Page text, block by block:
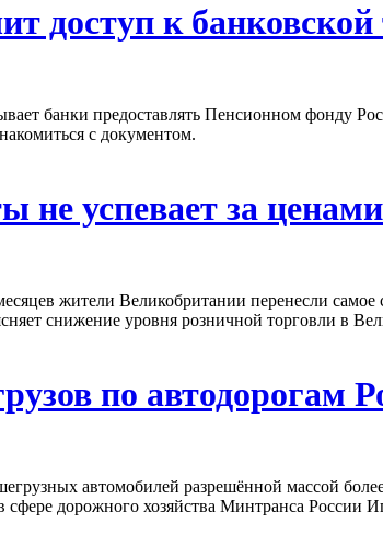
доступ к банковской
банки предоставлять Пенсионном фонду
с документом.
не успевает за ценами
жители Великобритании перенесли
снижение уровня розничной торговли в
по автодорогам
автомобилей разрешённой массой
дорожного хозяйства Минтранса России